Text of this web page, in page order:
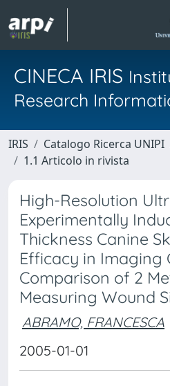
CINECA IRIS
Research
IRIS Catalogo Ricerca UNIPI
1.1 Articolo in rivista
High-Resolution
Experimentally
Thickness Canine
Efficacy in Imaging
Comparison of 2
Measuring Wound
ABRAMO, FRANCESCA
2005-01-01